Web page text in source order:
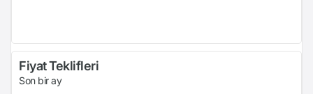
Fiyat Teklifleri
Son bir ay